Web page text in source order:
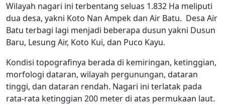
Wilayah nagari ini terbentang seluas 1.832 Ha meliputi
dua desa, yakni Koto Nan Ampek dan Air Batu. Desa Air
Batu terbagi lagi menjadi beberapa dusun yakni Dusun
Baru, Lesung Air, Koto Kui, dan Puco Kayu.
Kondisi topografinya berada di kemiringan, ketinggian,
morfologi dataran, wilayah pergunungan, dataran
tinggi, dan dataran rendah. Nagari ini terlatak pada
rata-rata ketinggian 200 meter di atas permukaan laut.